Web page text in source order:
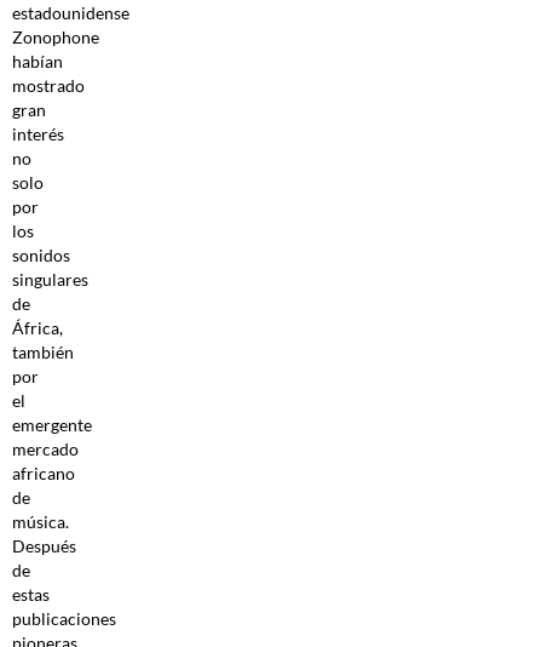
estadounidense
Zonophone
habían
mostrado
gran
interés
no
solo
por
los
sonidos
singulares
de
África,
también
por
el
emergente
mercado
africano
de
música.
Después
de
estas
publicaciones
pioneras,